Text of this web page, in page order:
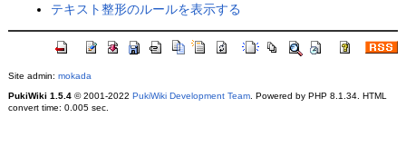
テキスト整形のルールを表示する
Site admin: mokada
PukiWiki 1.5.4© 2001-2022 PukiWiki Development Team. Powered by PHP 8.1.34. HTML
convert time: 0.005 sec.